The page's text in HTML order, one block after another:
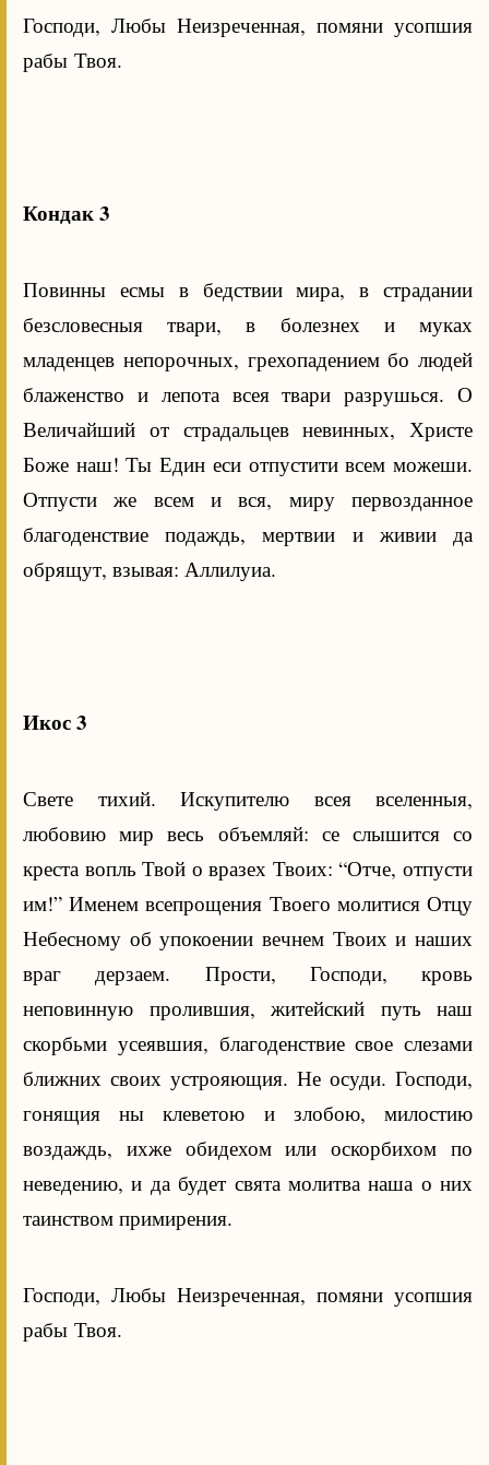
Господи, Любы Неизреченная, помяни усопшия
рабы Твоя.
Кондак 3
Повинны есмы в бедствии мира, в страдании
безсловесныя твари, в болезнех и муках
младенцев непорочных, грехопадением бо людей
блаженство и лепота всея твари разрушься. О
Величайший от страдальцев невинных, Христе
Боже наш! Ты Един еси отпустити всем можеши.
Отпусти же всем и вся, миру первозданное
благоденствие подаждь, мертвии и живии да
обрящут, взывая: Аллилуиа.
Икос 3
Свете тихий. Искупителю всея вселенныя,
любовию мир весь объемляй: се слышится со
креста вопль Твой о вразех Твоих: “Отче, отпусти
им!” Именем всепрощения Твоего молитися Отцу
Небесному об упокоении вечнем Твоих и наших
враг дерзаем. Прости, Господи, кровь
неповинную пролившия, житейский путь наш
скорбьми усеявшия, благоденствие свое слезами
ближних своих устрояющия. Не осуди. Господи,
гонящия ны клеветою и злобою, милостию
воздаждь, ихже обидехом или оскорбихом по
неведению, и да будет свята молитва наша о них
таинством примирения.
Господи, Любы Неизреченная, помяни усопшия
рабы Твоя.